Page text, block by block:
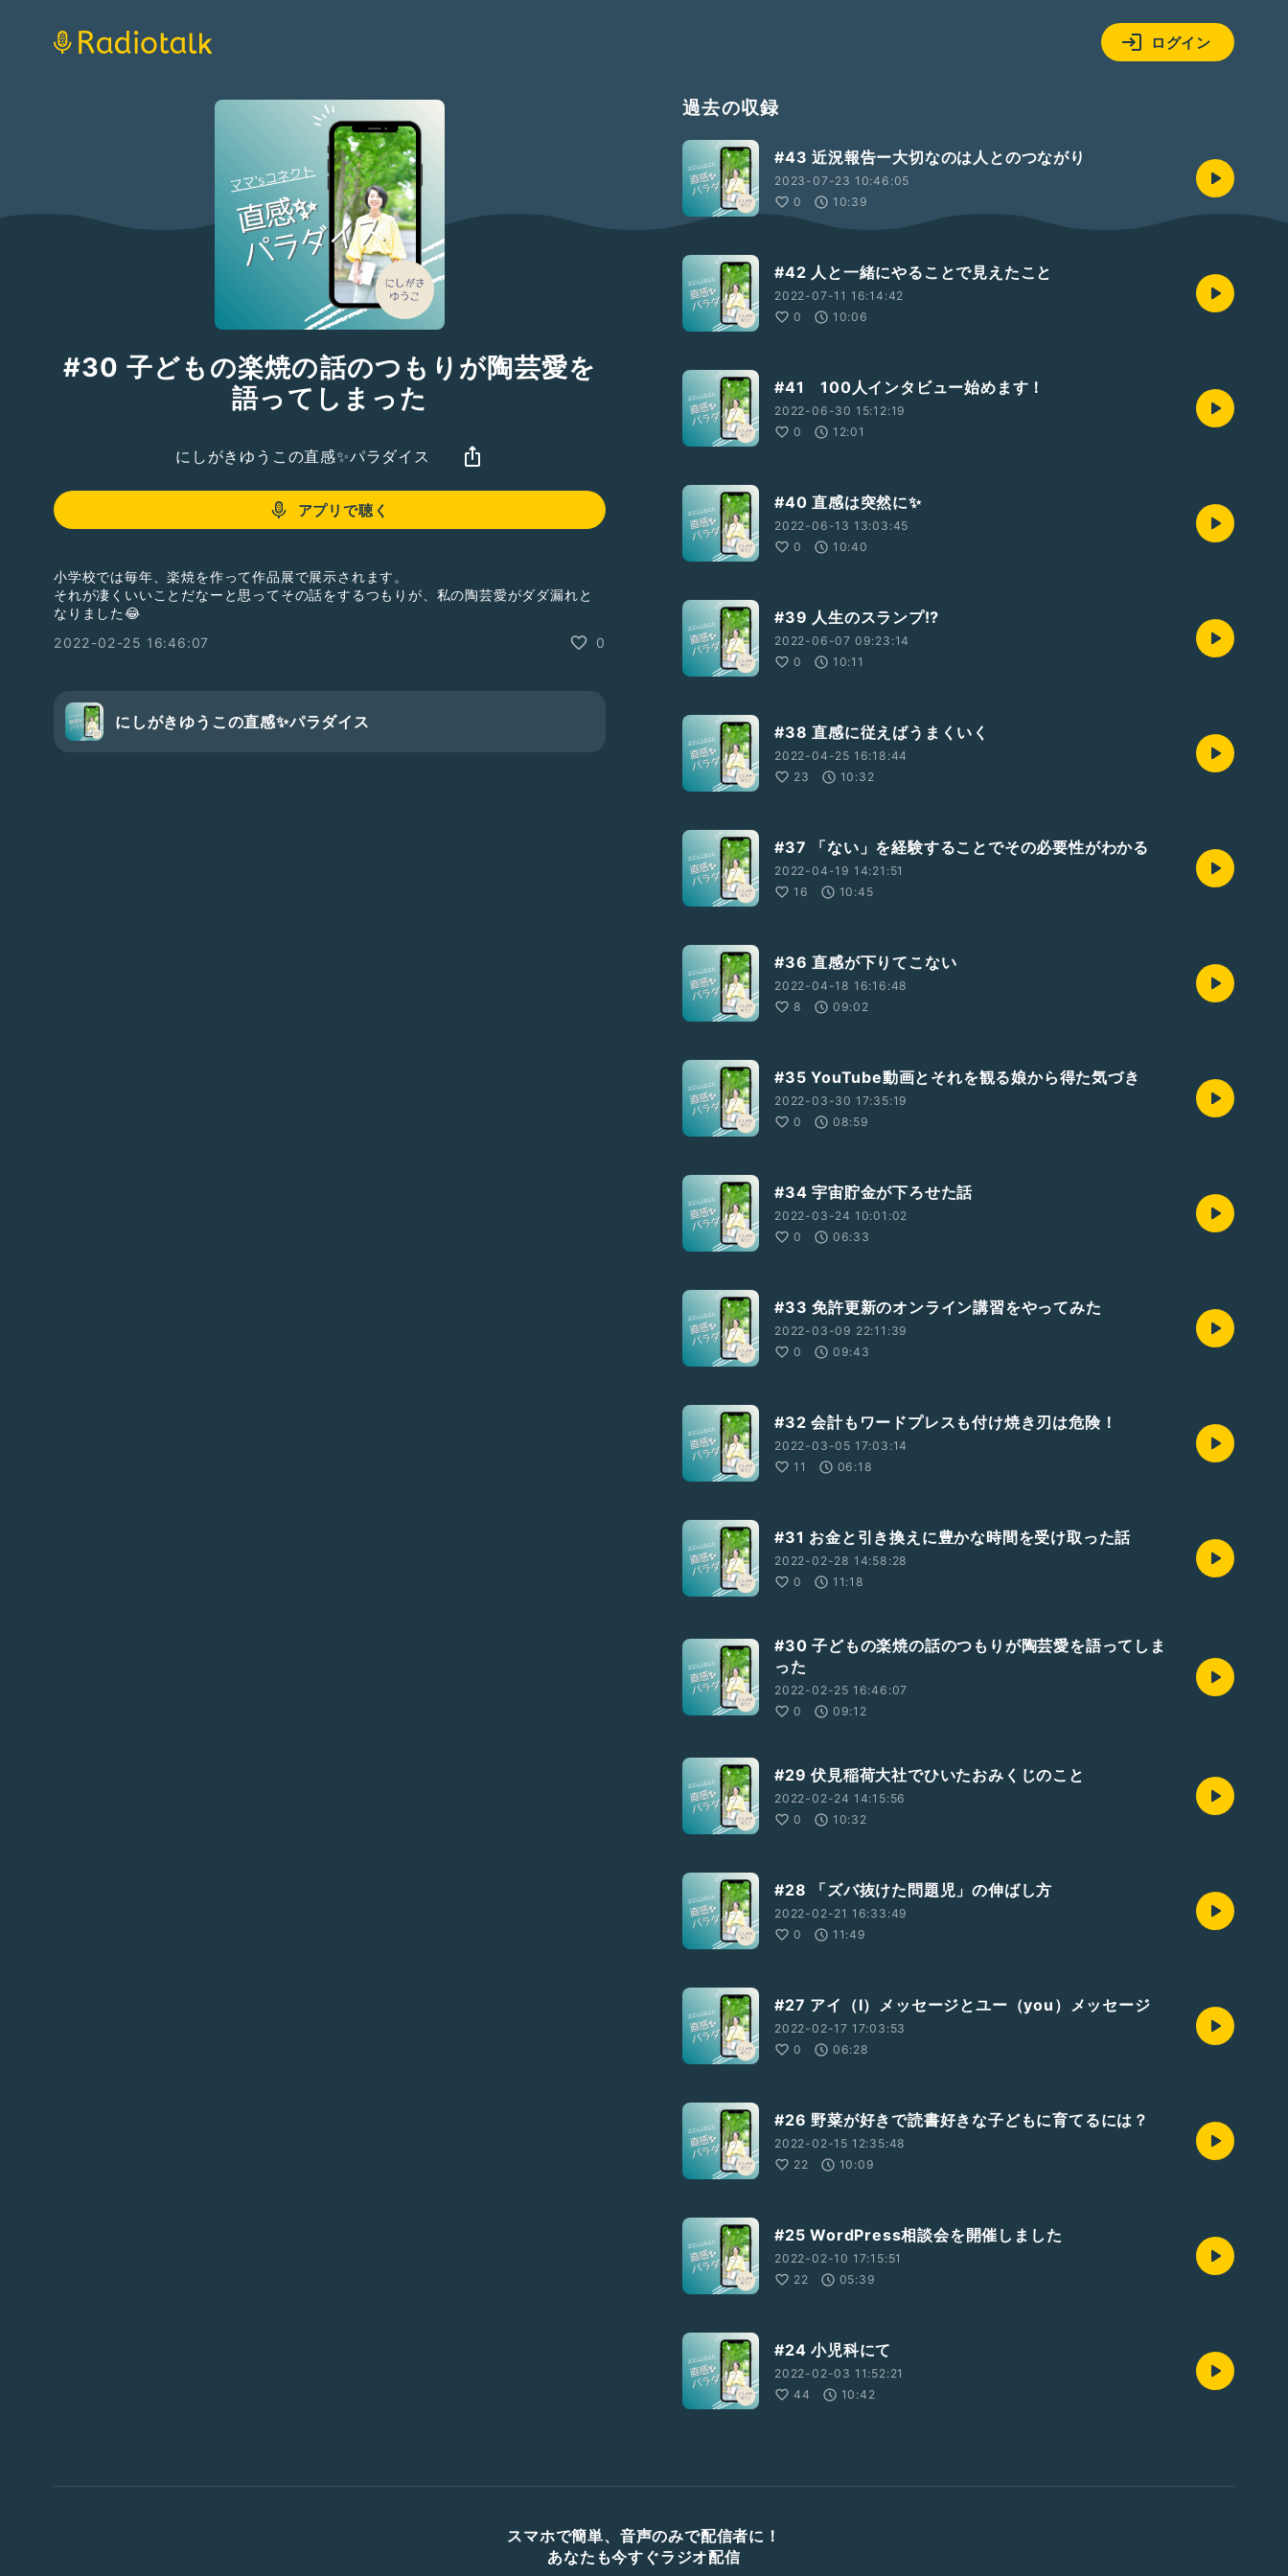
ログイン
#30 子どもの楽焼の話のつもりが陶芸愛を
語ってしまった
にしがきゆうこの直感✨パラダイス
アプリで聴く
小学校では毎年、楽焼を作って作品展で展示されます。
それが凄くいいことだなーと思ってその話をするつもりが、私の陶芸愛がダダ漏れと
なりました😂
2022-02-25 16:46:07
0
にしがきゆうこの直感✨パラダイス
過去の収録
#43 近況報告ー大切なのは人とのつながり
2023-07-23 10:46:05
0
10:39
#42 人と一緒にやることで見えたこと
2022-07-11 16:14:42
0
10:06
#41 100人インタビュー始めます！
2022-06-30 15:12:19
0
12:01
#40 直感は突然に✨
2022-06-13 13:03:45
0
10:40
#39 人生のスランプ⁉️
2022-06-07 09:23:14
0
10:11
#38 直感に従えばうまくいく
2022-04-25 16:18:44
23
10:32
#37 「ない」を経験することでその必要性がわかる
2022-04-19 14:21:51
16
10:45
#36 直感が下りてこない
2022-04-18 16:16:48
8
09:02
#35 YouTube動画とそれを観る娘から得た気づき
2022-03-30 17:35:19
0
08:59
#34 宇宙貯金が下ろせた話
2022-03-24 10:01:02
0
06:33
#33 免許更新のオンライン講習をやってみた
2022-03-09 22:11:39
0
09:43
#32 会計もワードプレスも付け焼き刃は危険！
2022-03-05 17:03:14
11
06:18
#31 お金と引き換えに豊かな時間を受け取った話
2022-02-28 14:58:28
0
11:18
#30 子どもの楽焼の話のつもりが陶芸愛を語ってしま
った
2022-02-25 16:46:07
0
09:12
#29 伏見稲荷大社でひいたおみくじのこと
2022-02-24 14:15:56
0
10:32
#28 「ズバ抜けた問題児」の伸ばし方
2022-02-21 16:33:49
0
11:49
#27 アイ（I）メッセージとユー（you）メッセージ
2022-02-17 17:03:53
0
06:28
#26 野菜が好きで読書好きな子どもに育てるには？
2022-02-15 12:35:48
22
10:09
#25 WordPress相談会を開催しました
2022-02-10 17:15:51
22
05:39
#24 小児科にて
2022-02-03 11:52:21
44
10:42
スマホで簡単、音声のみで配信者に！
あなたも今すぐラジオ配信